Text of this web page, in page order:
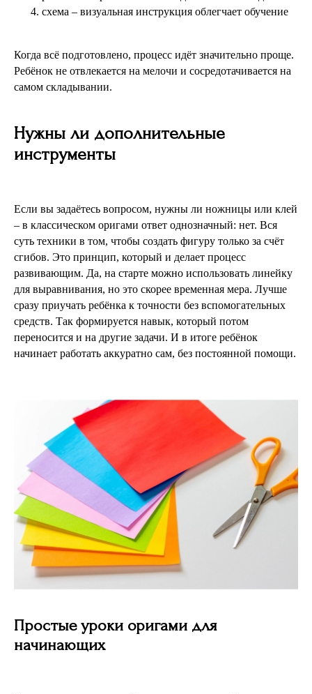
схема – визуальная инструкция облегчает обучение
Когда всё подготовлено, процесс идёт значительно проще.
Ребёнок не отвлекается на мелочи и сосредотачивается на
самом складывании.
Нужны ли дополнительные
инструменты
Если вы задаётесь вопросом, нужны ли ножницы или клей
– в классическом оригами ответ однозначный: нет. Вся
суть техники в том, чтобы создать фигуру только за счёт
сгибов. Это принцип, который и делает процесс
развивающим. Да, на старте можно использовать линейку
для выравнивания, но это скорее временная мера. Лучше
сразу приучать ребёнка к точности без вспомогательных
средств. Так формируется навык, который потом
переносится и на другие задачи. И в итоге ребёнок
начинает работать аккуратно сам, без постоянной помощи.
Простые уроки оригами для
начинающих